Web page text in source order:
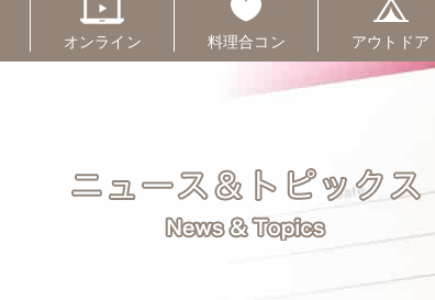
オンライン 料理合コン アウトドア